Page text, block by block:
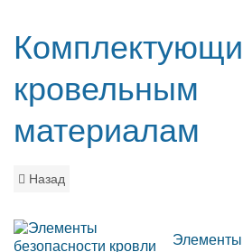
кровельным
материалам
Назад
Элементы